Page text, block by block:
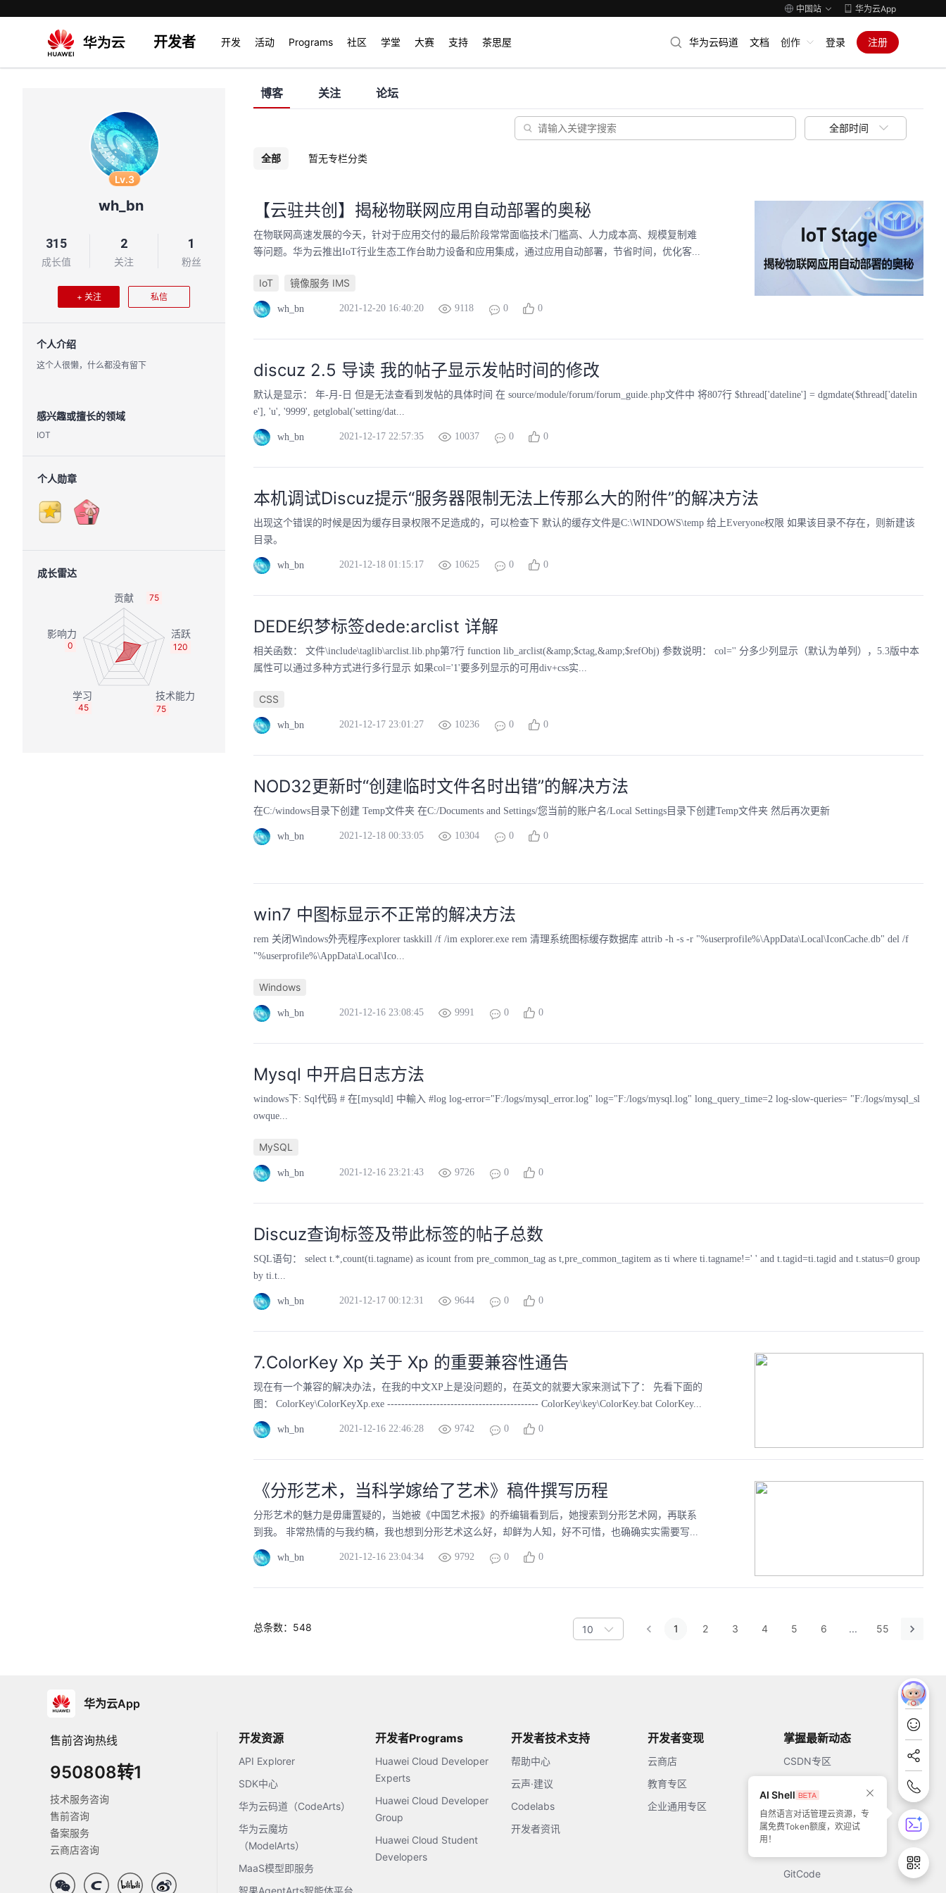
中国站 华为云App
开发者 开发 活动 Programs 社区 学堂 大赛 支持 茶思屋 华为云码道 文档 创作 登录 注册
Lv.3
wh_bn
315
成长值
2
关注
1
粉丝
+ 关注 私信
个人介绍
这个人很懒，什么都没有留下
感兴趣或擅长的领域
IOT
个人勋章
成长雷达
75
120
75
45
0
博客 关注 论坛
全部时间
全部 暂无专栏分类
【云驻共创】揭秘物联网应用自动部署的奥秘
在物联网高速发展的今天，针对于应用交付的最后阶段常常面临技术门槛高、人力成本高、规模复制难
等问题。华为云推出IoT行业生态工作台助力设备和应用集成，通过应用自动部署，节省时间，优化客...
IoT 镜像服务 IMS
wh_bn 2021-12-20 16:40:20 9118 0 0
discuz 2.5 导读 我的帖子显示发帖时间的修改
默认是显示： 年-月-日 但是无法查看到发帖的具体时间 在 source/module/forum/forum_guide.php文件中 将807行 $thread['dateline'] = dgmdate($thread['datelin
e'], 'u', '9999', getglobal('setting/dat...
wh_bn 2021-12-17 22:57:35 10037 0 0
本机调试Discuz提示“服务器限制无法上传那么大的附件”的解决方法
出现这个错误的时候是因为缓存目录权限不足造成的，可以检查下 默认的缓存文件是C:\WINDOWS\temp 给上Everyone权限 如果该目录不存在，则新建该
目录。
wh_bn 2021-12-18 01:15:17 10625 0 0
DEDE织梦标签dede:arclist 详解
相关函数： 文件\include\taglib\arclist.lib.php第7行 function lib_arclist(&amp;$ctag,&amp;$refObj) 参数说明： col='' 分多少列显示（默认为单列），5.3版中本
属性可以通过多种方式进行多行显示 如果col='1'要多列显示的可用div+css实...
CSS
wh_bn 2021-12-17 23:01:27 10236 0 0
NOD32更新时“创建临时文件名时出错”的解决方法
在C:/windows目录下创建 Temp文件夹 在C:/Documents and Settings/您当前的账户名/Local Settings目录下创建Temp文件夹 然后再次更新
wh_bn 2021-12-18 00:33:05 10304 0 0
win7 中图标显示不正常的解决方法
rem 关闭Windows外壳程序explorer taskkill /f /im explorer.exe rem 清理系统图标缓存数据库 attrib -h -s -r "%userprofile%\AppData\Local\IconCache.db" del /f
"%userprofile%\AppData\Local\Ico...
Windows
wh_bn 2021-12-16 23:08:45 9991 0 0
Mysql 中开启日志方法
windows下: Sql代码 # 在[mysqld] 中輸入 #log log-error="F:/logs/mysql_error.log" log="F:/logs/mysql.log" long_query_time=2 log-slow-queries= "F:/logs/mysql_sl
owque...
MySQL
wh_bn 2021-12-16 23:21:43 9726 0 0
Discuz查询标签及带此标签的帖子总数
SQL语句： select t.*,count(ti.tagname) as icount from pre_common_tag as t,pre_common_tagitem as ti where ti.tagname!=' ' and t.tagid=ti.tagid and t.status=0 group
by ti.t...
wh_bn 2021-12-17 00:12:31 9644 0 0
7.ColorKey Xp 关于 Xp 的重要兼容性通告
现在有一个兼容的解决办法，在我的中文XP上是没问题的，在英文的就要大家来测试下了： 先看下面的
图： ColorKey\ColorKeyXp.exe ------------------------------------------- ColorKey\key\ColorKey.bat ColorKey...
wh_bn 2021-12-16 22:46:28 9742 0 0
《分形艺术，当科学嫁给了艺术》稿件撰写历程
分形艺术的魅力是毋庸置疑的，当她被《中国艺术报》的乔编辑看到后，她搜索到分形艺术网，再联系
到我。 非常热情的与我约稿，我也想到分形艺术这么好，却鲜为人知，好不可惜，也确确实实需要写...
wh_bn 2021-12-16 23:04:34 9792 0 0
总条数：548 10 1 2 3 4 5 6 ... 55
华为云App
售前咨询热线
950808转1
技术服务咨询
售前咨询
备案服务
云商店咨询
开发资源
API Explorer
SDK中心
华为云码道（CodeArts）
华为云魔坊
（ModelArts）
MaaS模型即服务
开发者Programs
Huawei Cloud Developer
Experts
Huawei Cloud Developer
Group
Huawei Cloud Student
Developers
开发者技术支持
帮助中心
云声·建议
Codelabs
开发者资讯
开发者变现
云商店
教育专区
企业通用专区
掌握最新动态
CSDN专区
51CTO
GitCode
AI Shell
自然语言对话管理云资源，专
属免费Token额度，欢迎试
用！